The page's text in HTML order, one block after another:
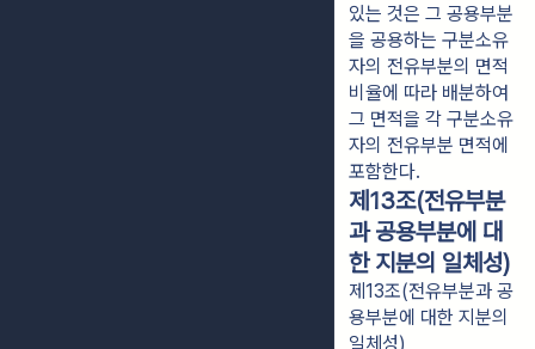
있는 것은 그 공용부분
을 공용하는 구분소유
자의 전유부분의 면적
비율에 따라 배분하여
그 면적을 각 구분소유
자의 전유부분 면적에
포함한다.
제13조(전유부분
과 공용부분에 대
한 지분의 일체성)
제13조(전유부분과 공
용부분에 대한 지분의
일체성)